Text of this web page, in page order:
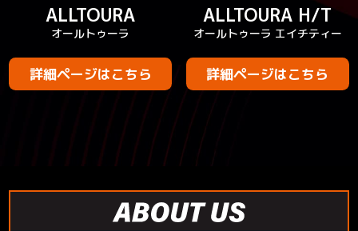
ALLTOURA
オールトゥーラ
詳細ページはこちら
ALLTOURA H/T
オールトゥーラ エイチティー
詳細ページはこちら